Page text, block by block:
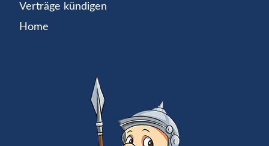
Verträge kündigen
Home